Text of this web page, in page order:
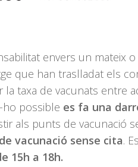
envers un mateix
que han traslladat els
la taxa de vacunats entre
ho possible es fa una
als punts de vacunació
vacunació sense cita.
15h a 18h.